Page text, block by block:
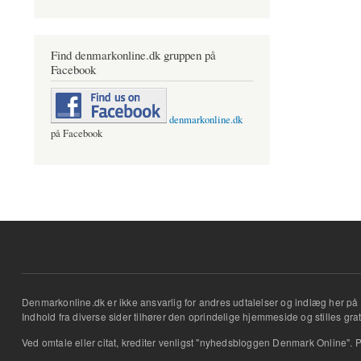
Find denmarkonline.dk gruppen på
Facebook
denmarkonline.dk
på Facebook
Denmarkonline.dk er ikke ansvarlig for andres udtalelser og indlæg her på
Indhold fra diverse sider tilhører den oprindelige hjemmeside og stilles
Ved omtale eller citat, krediter venligst "nyhedsbloggen Denmark Online".